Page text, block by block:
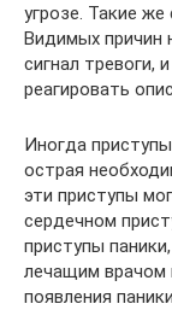
угрозе. Такие же
Видимых причин
сигнал тревоги,
реагировать
Иногда
острая
эти приступы
сердечном
приступы
лечащим врачом
появления паники.